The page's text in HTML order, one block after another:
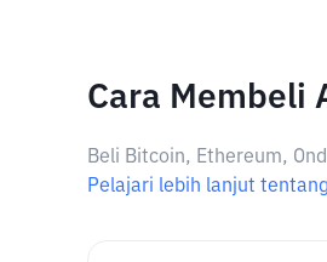
Cara Membeli
Beli Bitcoin, Ethereum,
Pelajari lebih lanjut